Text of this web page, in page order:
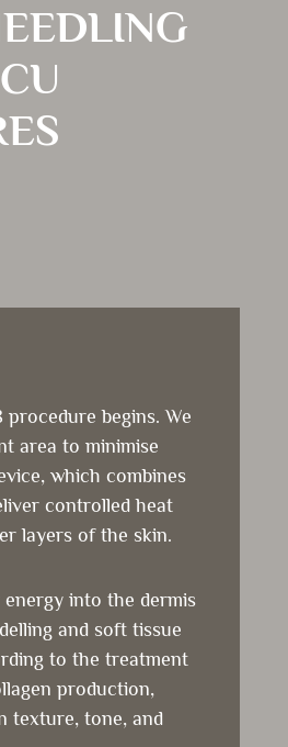
begins. We
area to minimise
which combines
controlled heat
layers of the skin.
into the dermis
and soft tissue
to the treatment
production,
texture, tone, and